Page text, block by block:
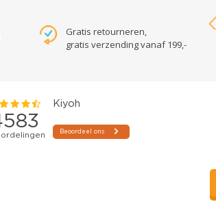
Gratis retourneren,
gratis verzending vanaf 199,-